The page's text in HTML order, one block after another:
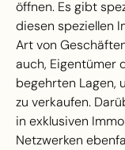
öffnen. Es gibt
diesen speziellen
Art von
auch, Eigentümer
begehrten Lagen,
zu verkaufen.
in exklusiven
Netzwerken